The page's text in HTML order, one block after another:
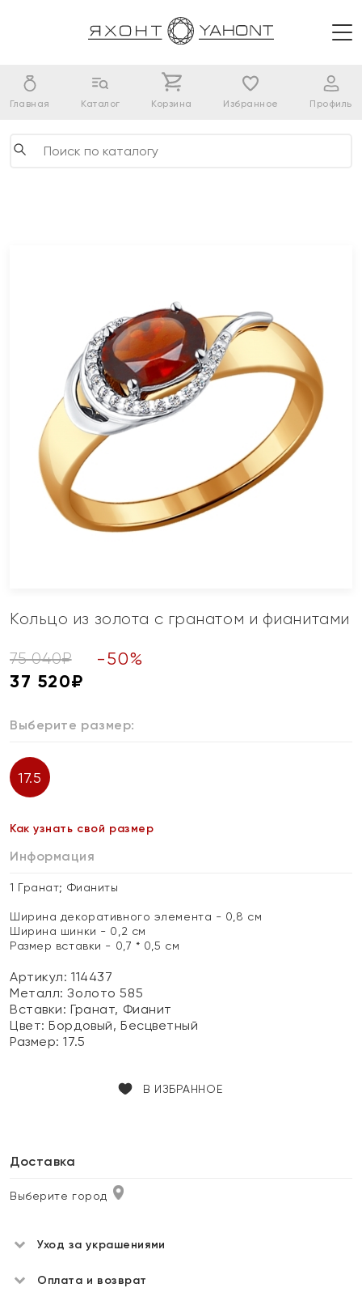
Главная Каталог Корзина Избранное Профиль
Кольцо из золота с гранатом и фианитами
75 040₽ -50%
37 520₽
Выберите размер:
17.5
Как узнать свой размер
Информация
1 Гранат; Фианиты
Ширина декоративного элемента - 0,8 см
Ширина шинки - 0,2 см
Размер вставки - 0,7 * 0,5 см
Артикул: 114437
Металл:Золото 585
Вставки:Гранат, Фианит
Цвет:Бордовый, Бесцветный
Размер:17.5
В ИЗБРАННОЕ
Доставка
Выберите город
Уход за украшениями
Оплата и возврат